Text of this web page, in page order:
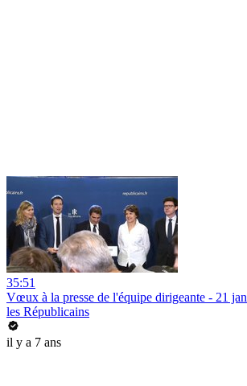
35:51
Vœux à la presse de l'équipe dirigeante - 21
les Républicains
il y a 7 ans